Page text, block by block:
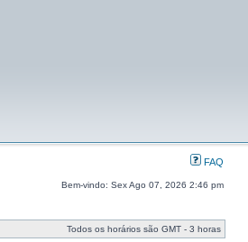
FAQ
Bem-vindo: Sex Ago 07, 2026 2:46 pm
Todos os horários são GMT - 3 horas